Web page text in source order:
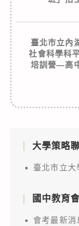
臺北市立內
社會科學科
培訓營—高
大學策略
臺北市立大
國中教育
會考最新消